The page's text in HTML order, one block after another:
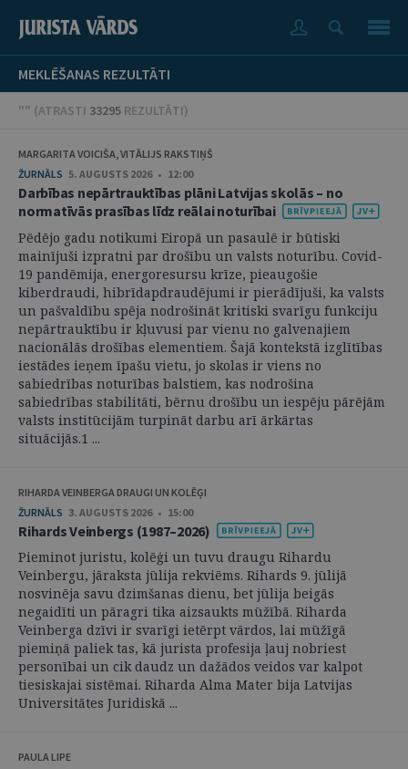
MEKLĒŠANAS REZULTĀTI
"" (ATRASTI 33295 REZULTĀTI)
MARGARITA VOICIŠA, VITĀLIJS RAKSTIŅŠ
ŽURNĀLS 5. AUGUSTS 2026 • 12:00
Darbības nepārtrauktības plāni Latvijas skolās – no
normatīvās prasības līdz reālai noturībai
Pēdējo gadu notikumi Eiropā un pasaulē ir būtiski
mainījuši izpratni par drošību un valsts noturību. Covid-
19 pandēmija, energoresursu krīze, pieaugošie
kiberdraudi, hibrīdapdraudējumi ir pierādījuši, ka valsts
un pašvaldību spēja nodrošināt kritiski svarīgu funkciju
nepārtrauktību ir kļuvusi par vienu no galvenajiem
nacionālās drošības elementiem. Šajā kontekstā izglītības
iestādes ieņem īpašu vietu, jo skolas ir viens no
sabiedrības noturības balstiem, kas nodrošina
sabiedrības stabilitāti, bērnu drošību un iespēju pārējām
valsts institūcijām turpināt darbu arī ārkārtas
situācijās.1 ...
RIHARDA VEINBERGA DRAUGI UN KOLĒĢI
ŽURNĀLS 3. AUGUSTS 2026 • 15:00
Rihards Veinbergs (1987–2026)
Pieminot juristu, kolēģi un tuvu draugu Rihardu
Veinbergu, jāraksta jūlija rekviēms. Rihards 9. jūlijā
nosvinēja savu dzimšanas dienu, bet jūlija beigās
negaidīti un pāragri tika aizsaukts mūžībā. Riharda
Veinberga dzīvi ir svarīgi ietērpt vārdos, lai mūžīgā
piemiņā paliek tas, kā jurista profesija ļauj nobriest
personībai un cik daudz un dažādos veidos var kalpot
tiesiskajai sistēmai. Riharda Alma Mater bija Latvijas
Universitātes Juridiskā ...
PAULA LIPE